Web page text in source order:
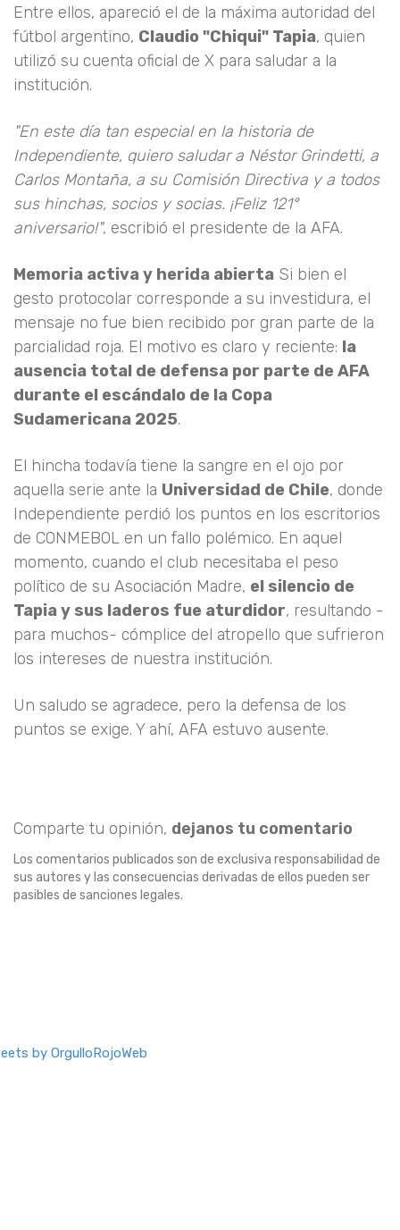
Entre ellos, apareció el de la máxima autoridad del
fútbol argentino, Claudio "Chiqui" Tapia, quien
utilizó su cuenta oficial de X para saludar a la
institución.
"En este día tan especial en la historia de
Independiente, quiero saludar a Néstor Grindetti, a
Carlos Montaña, a su Comisión Directiva y a todos
sus hinchas, socios y socias. ¡Feliz 121°
aniversario!", escribió el presidente de la AFA.
Memoria activa y herida abierta Si bien el
gesto protocolar corresponde a su investidura, el
mensaje no fue bien recibido por gran parte de la
parcialidad roja. El motivo es claro y reciente: la
ausencia total de defensa por parte de AFA
durante el escándalo de la Copa
Sudamericana 2025.
El hincha todavía tiene la sangre en el ojo por
aquella serie ante la Universidad de Chile, donde
Independiente perdió los puntos en los escritorios
de CONMEBOL en un fallo polémico. En aquel
momento, cuando el club necesitaba el peso
político de su Asociación Madre, el silencio de
Tapia y sus laderos fue aturdidor, resultando -
para muchos- cómplice del atropello que sufrieron
los intereses de nuestra institución.
Un saludo se agradece, pero la defensa de los
puntos se exige. Y ahí, AFA estuvo ausente.
Comparte tu opinión, dejanos tu comentario
Los comentarios publicados son de exclusiva responsabilidad de
sus autores y las consecuencias derivadas de ellos pueden ser
pasibles de sanciones legales.
by OrgulloRojoWeb